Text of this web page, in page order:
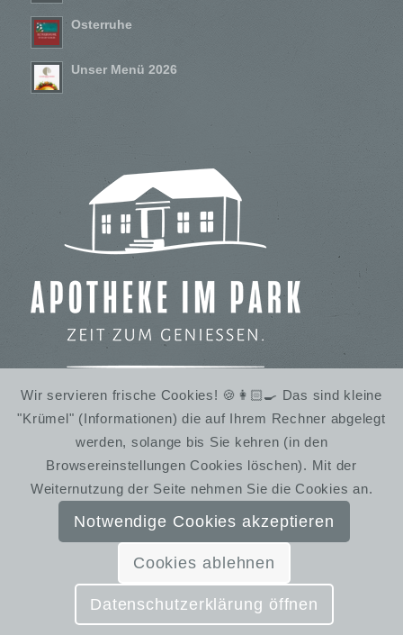
Osterruhe
Unser Menü 2026
IMBISS IM STADTPARK
Wir servieren frische Cookies! 🍪👩🏻‍🍳 Das sind kleine
"Krümel" (Informationen) die auf Ihrem Rechner abgelegt
werden, solange bis Sie kehren (in den
Browsereinstellungen Cookies löschen). Mit der
Weiternutzung der Seite nehmen Sie die Cookies an.
Notwendige Cookies akzeptieren
Cookies ablehnen
Datenschutzerklärung öffnen